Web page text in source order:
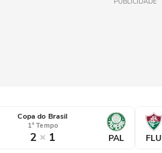
Copa do Brasil
1° Tempo
2 1 PAL FLU